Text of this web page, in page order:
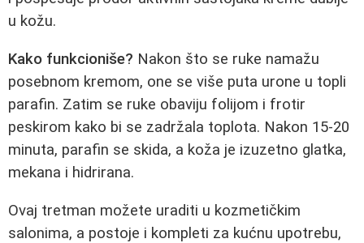
u kožu.
Kako funkcioniše? Nakon što se ruke namažu
posebnom kremom, one se više puta urone u topli
parafin. Zatim se ruke obaviju folijom i frotir
peskirom kako bi se zadržala toplota. Nakon 15-20
minuta, parafin se skida, a koža je izuzetno glatka,
mekana i hidrirana.
Ovaj tretman možete uraditi u kozmetičkim
salonima, a postoje i kompleti za kućnu upotrebu,